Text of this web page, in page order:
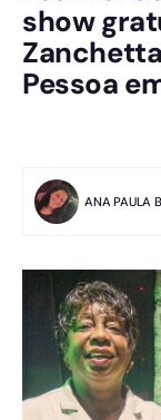
show
Pessoa
ANA PAULA